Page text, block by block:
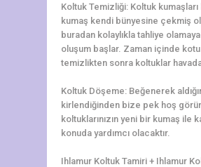
Koltuk Temizliği: Koltuk
kumaş kendi bünyesine çekmiş
buradan kolaylıkla tahliye
oluşum başlar. Zaman içinde
temizlikten sonra koltuklar
Koltuk Döşeme: Beğenerek
kirlendiğinden bize pek hoş
koltuklarınızın yeni bir kumaş
konuda yardımcı olacaktır.
Ihlamur Koltuk Tamiri + Ihlamur